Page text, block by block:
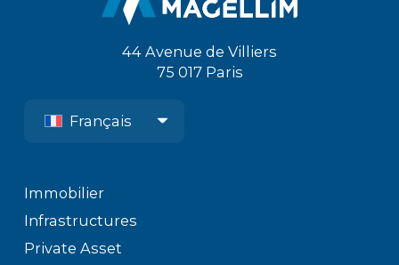
44 Avenue de Villiers
75 017 Paris
Français
Immobilier
Infrastructures
Private Asset